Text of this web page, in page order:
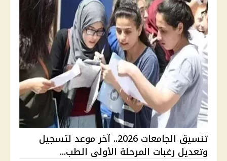
تنسيق الجامعات 2026.. آخر موعد لتسجيل
وتعديل رغبات المرحلة الأولى الطب...